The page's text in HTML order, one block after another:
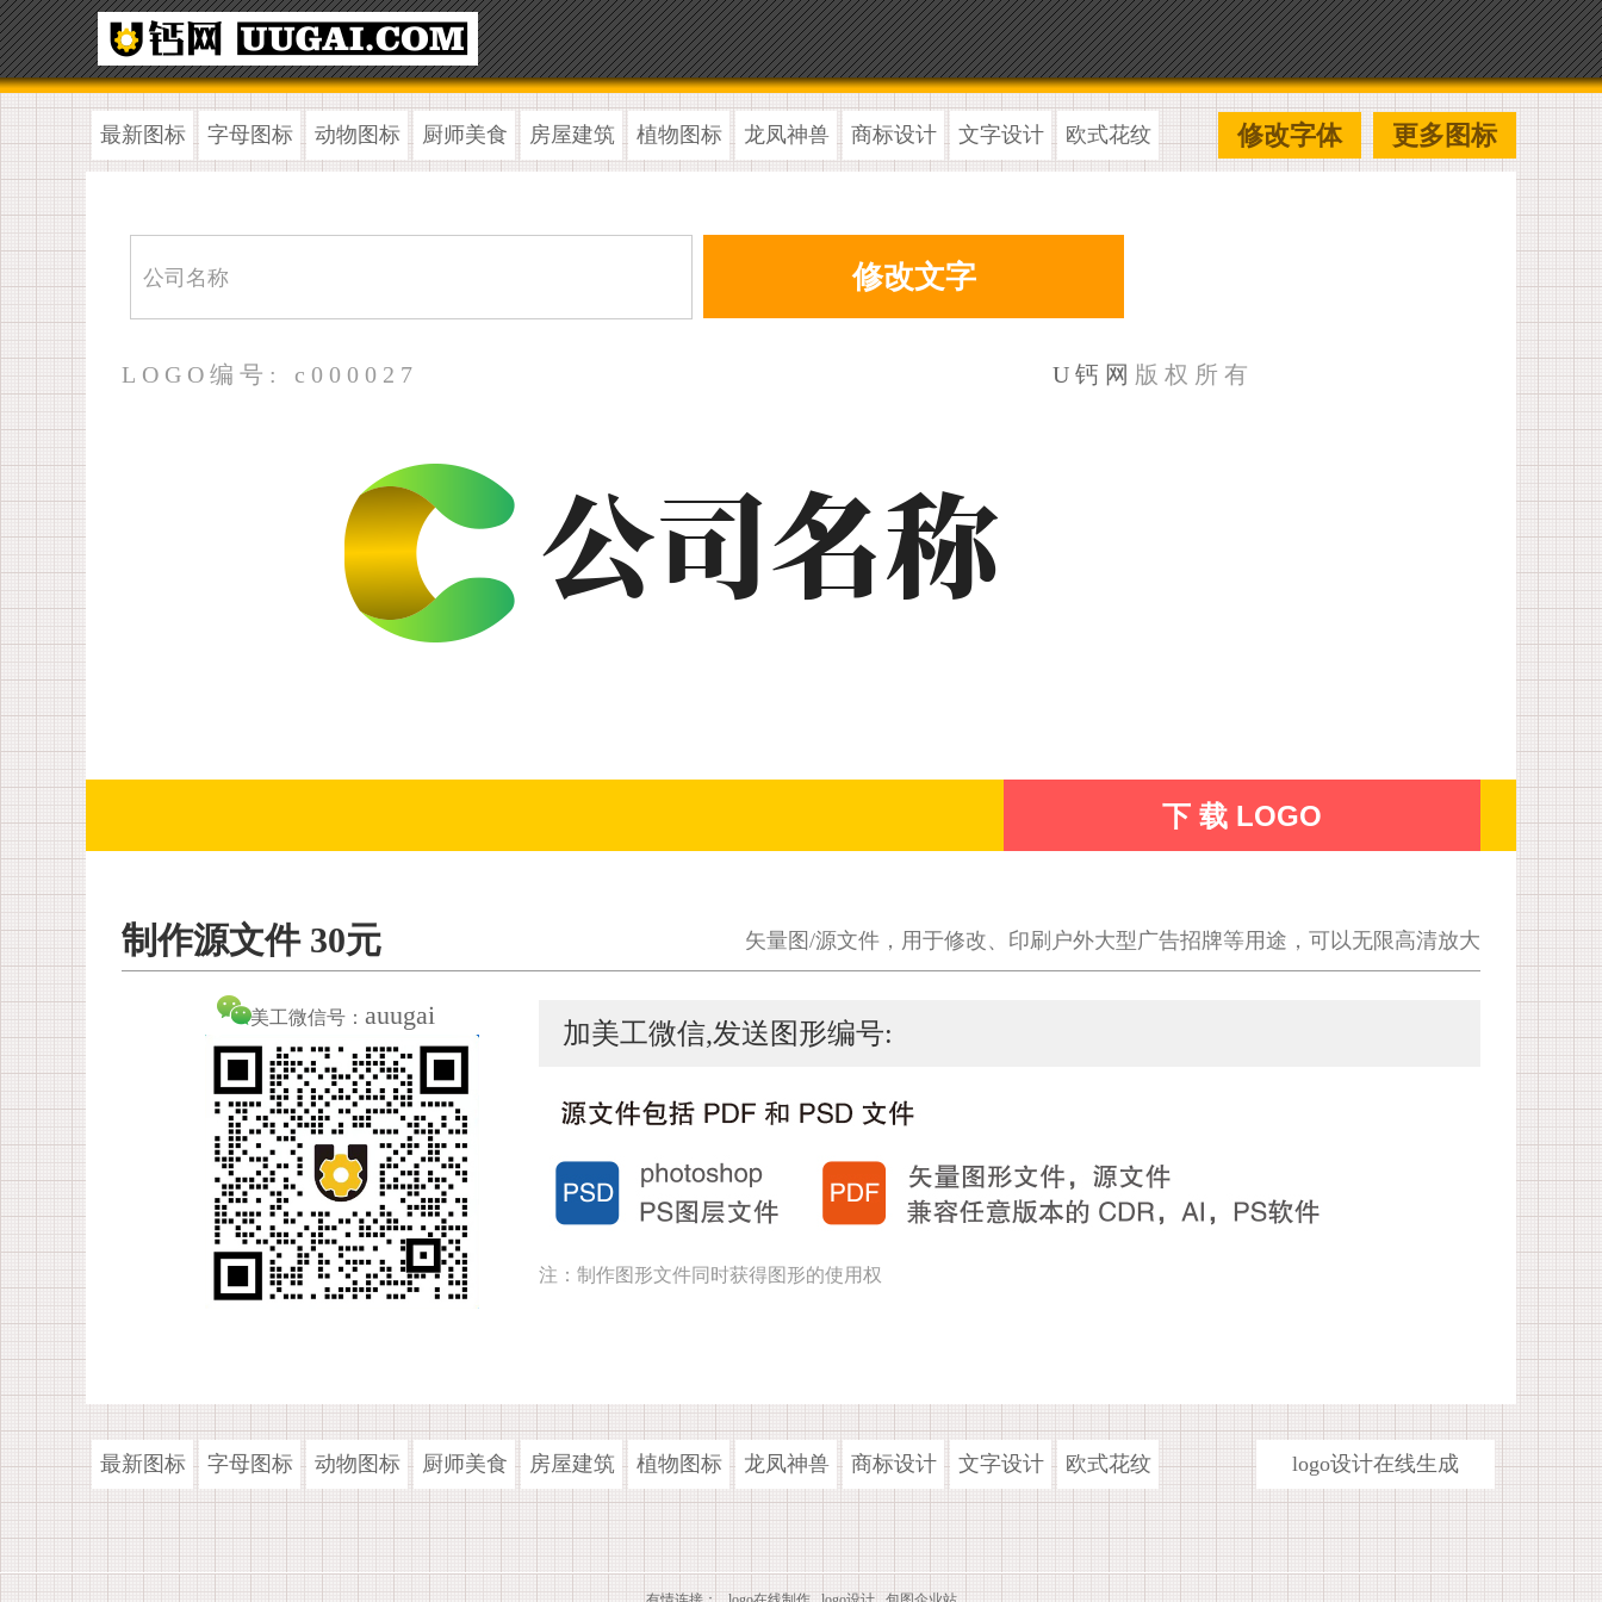
最新图标 字母图标 动物图标 厨师美食 房屋建筑 植物图标 龙凤神兽 商标设计 文字设计 欧式花纹 更多图标
修改字体
LOGO编号: c000027 U钙网 版权所有
下 载 LOGO
制作源文件 30元 矢量图/源文件，用于修改、印刷户外大型广告招牌等用途，可以无限高清放大
美工微信号： auugai
加美工微信,发送图形编号:
注：制作图形文件同时获得图形的使用权
最新图标 字母图标 动物图标 厨师美食 房屋建筑 植物图标 龙凤神兽 商标设计 文字设计 欧式花纹 logo设计在线生成